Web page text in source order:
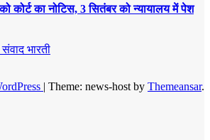
कोर्ट का नोटिस, 3 सितंबर को न्यायालय में पेश
भारती
| Theme: news-host by Themeansar.